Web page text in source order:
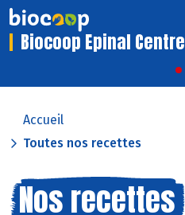
Biocoop Epinal Centre
Accueil
Toutes nos recettes
Nos recettes